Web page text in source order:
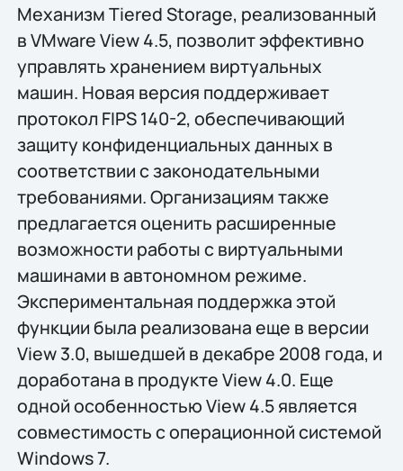
Механизм Tiered Storage, реализованный
в VMware View 4.5, позволит эффективно
управлять хранением виртуальных
машин. Новая версия поддерживает
протокол FIPS 140-2, обеспечивающий
защиту конфиденциальных данных в
соответствии с законодательными
требованиями. Организациям также
предлагается оценить расширенные
возможности работы с виртуальными
машинами в автономном режиме.
Экспериментальная поддержка этой
функции была реализована еще в версии
View 3.0, вышедшей в декабре 2008 года, и
доработана в продукте View 4.0. Еще
одной особенностью View 4.5 является
совместимость с операционной системой
Windows 7.